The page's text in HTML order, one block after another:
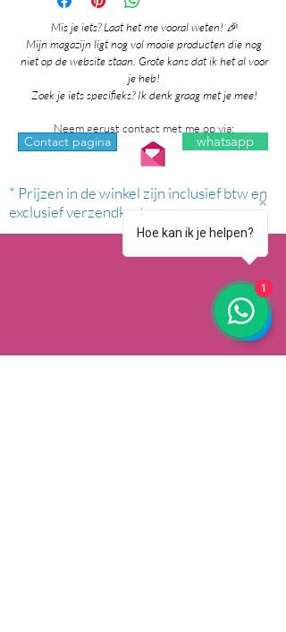
Mis je iets? Laat het me vooral weten! 🎉
Mijn magazijn ligt nog vol mooie producten die nog
niet op de website staan. Grote kans dat ik het al voor
je heb!
Zoek je iets specifieks? Ik denk graag met je mee!
Neem gerust contact met me op via:
Contact pagina whatsapp
* Prijzen in de winkel zijn inclusief btw en
exclusief verzendkosten.
Hoe kan ik je helpen?
1